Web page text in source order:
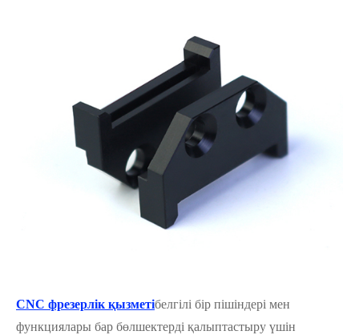
CNC фрезерлік қызметібелгілі бір пішіндері мен
функциялары бар бөлшектерді қалыптастыру үшін